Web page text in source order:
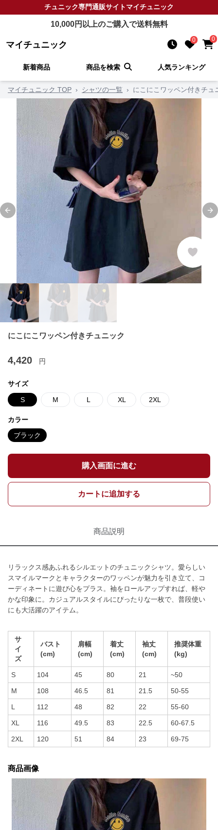
チュニック専門通販サイトマイチュニック
10,000円以上のご購入で送料無料
マイチュニック 0 0
新着商品 商品を検索 人気ランキング
マイチュニック TOP › シャツの一覧 › にこにこワッペン付きチュ
Previous slide
にこにこワッペン付きチュニック
4,420 円
サイズ
S M L XL 2XL
カラー
ブラック
購入画面に進む
カートに追加する
商品説明
リラックス感あふれるシルエットのチュニックシャツ。愛らしい
スマイルマークとキャラクターのワッペンが魅力を引き立て、コ
ーディネートに遊び心をプラス。袖をロールアップすれば、軽や
かな印象に。カジュアルスタイルにぴったりな一枚で、普段使い
にも大活躍のアイテム。
サ
イ
ズ
バスト
(cm)
肩幅
(cm)
着丈
(cm)
袖丈
(cm)
推奨体重
(kg)
S 104 45 80 21 ~50
M 108 46.5 81 21.5 50-55
L 112 48 82 22 55-60
XL 116 49.5 83 22.5 60-67.5
2XL 120 51 84 23 69-75
商品画像